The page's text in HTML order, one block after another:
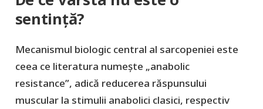
sentință?
Mecanismul biologic central al sarcopeniei este
ceea ce literatura numește „anabolic
resistance”, adică reducerea răspunsului
muscular la stimulii anabolici clasici, respectiv